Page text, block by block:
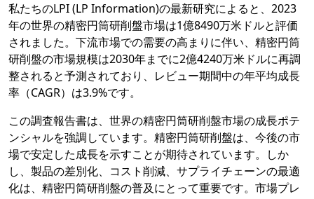
私たちのLPI (LP Information)の最新研究によると、2023
年の世界の精密円筒研削盤市場は1億8490万米ドルと評価
されました。下流市場での需要の高まりに伴い、精密円筒
研削盤の市場規模は2030年までに2億4240万米ドルに再調
整されると予測されており、レビュー期間中の年平均成長
率（CAGR）は3.9%です。
この調査報告書は、世界の精密円筒研削盤市場の成長ポテ
ンシャルを強調しています。精密円筒研削盤は、今後の市
場で安定した成長を示すことが期待されています。しか
し、製品の差別化、コスト削減、サプライチェーンの最適
化は、精密円筒研削盤の普及にとって重要です。市場プレ